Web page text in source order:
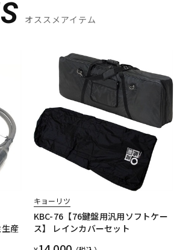
オススメアイテム
産
キョーリツ
KBC-76【76鍵盤用汎用ソフトケー
ス】 レインカバーセット